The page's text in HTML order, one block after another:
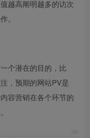
越高阐明越多的访次
。
个潜在的目的，比
，预期的网站PV是
容营销在各个环节的